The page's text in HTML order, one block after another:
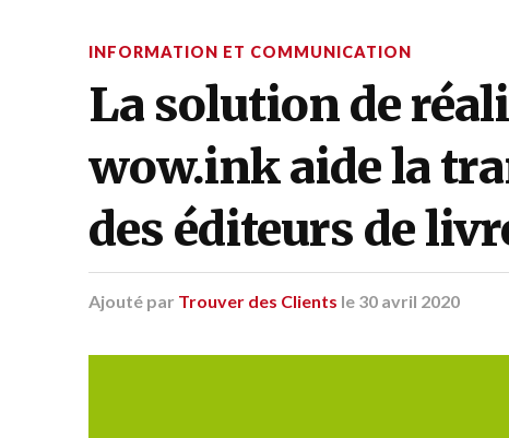
INFORMATION ET COMMUNICATION
La solution de
wow.ink aide la
des éditeurs de
Ajouté par Trouver des Clients le 30 avril 2020